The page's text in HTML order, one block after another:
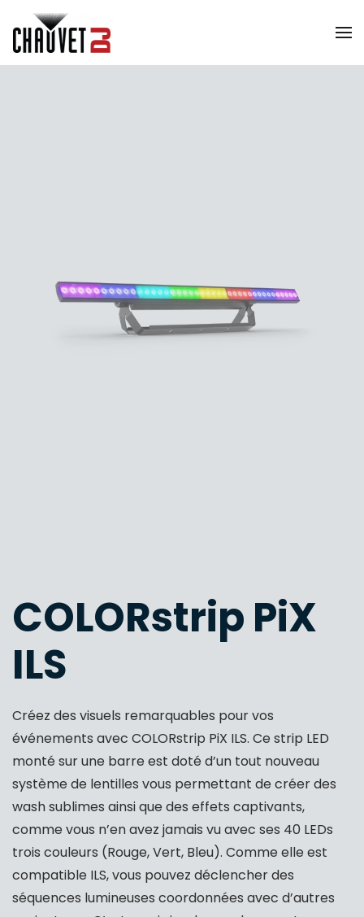
Skip to main content
COLORstrip PiX
ILS
Créez des visuels remarquables pour vos
événements avec COLORstrip PiX ILS. Ce strip LED
monté sur une barre est doté d’un tout nouveau
système de lentilles vous permettant de créer des
wash sublimes ainsi que des effets captivants,
comme vous n’en avez jamais vu avec ses 40 LEDs
trois couleurs (Rouge, Vert, Bleu). Comme elle est
compatible ILS, vous pouvez déclencher des
séquences lumineuses coordonnées avec d’autres